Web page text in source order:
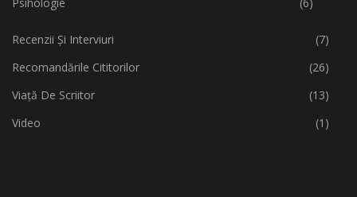
Recenzii Și Interviuri
(7)
Recomandările Cititorilor
(26)
Viață De Scriitor
(13)
Video
(1)